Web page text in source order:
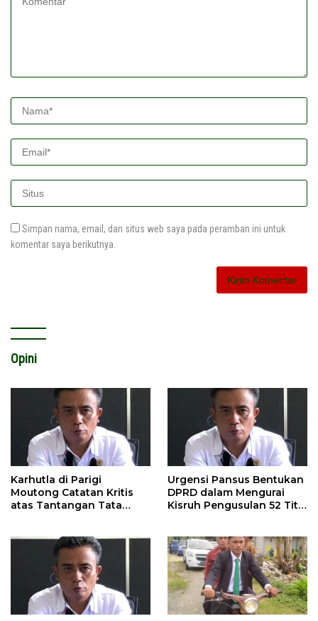
Simpan nama, email, dan situs web saya pada peramban ini untuk
komentar saya berikutnya.
Opini
Karhutla di Parigi
Moutong Catatan Kritis
atas Tantangan Tata
Urgensi Pansus Bentukan
DPRD dalam Mengurai
Kisruh Pengusulan 52 Titik